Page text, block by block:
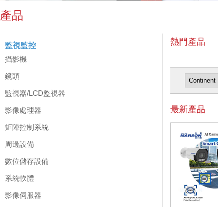
產品
監視監控
攝影機
鏡頭
監視器/LCD監視器
影像處理器
矩陣控制系統
周邊設備
數位儲存設備
系統軟體
影像伺服器
熱門產品
最新產品